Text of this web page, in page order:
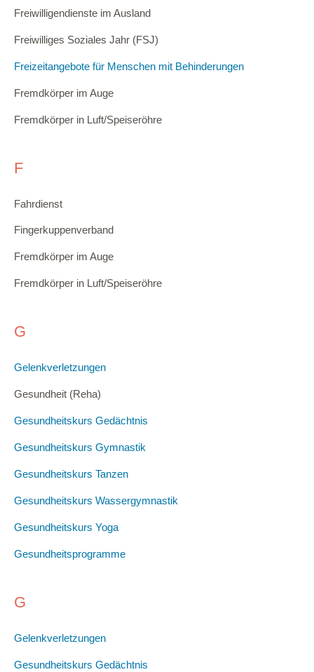
Freiwilligendienste im Ausland
Freiwilliges Soziales Jahr (FSJ)
Freizeitangebote für Menschen mit Behinderungen
Fremdkörper im Auge
Fremdkörper in Luft/Speiseröhre
F
Fahrdienst
Fingerkuppenverband
Fremdkörper im Auge
Fremdkörper in Luft/Speiseröhre
G
Gelenkverletzungen
Gesundheit (Reha)
Gesundheitskurs Gedächtnis
Gesundheitskurs Gymnastik
Gesundheitskurs Tanzen
Gesundheitskurs Wassergymnastik
Gesundheitskurs Yoga
Gesundheitsprogramme
G
Gelenkverletzungen
Gesundheitskurs Gedächtnis